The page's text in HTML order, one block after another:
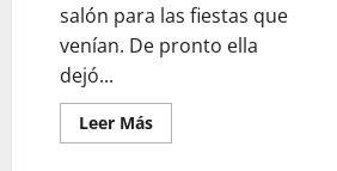
salón para las fiestas que
venían. De pronto ella
dejó...
Leer MásLeer
más